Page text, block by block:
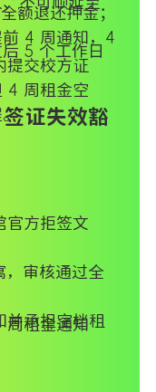
5 个工作日
额退还押金；
4 周通知，4
提交校方证
4 周租金空
证失效豁
官方拒签文
，审核通过全
并承担空档租
周租金通知